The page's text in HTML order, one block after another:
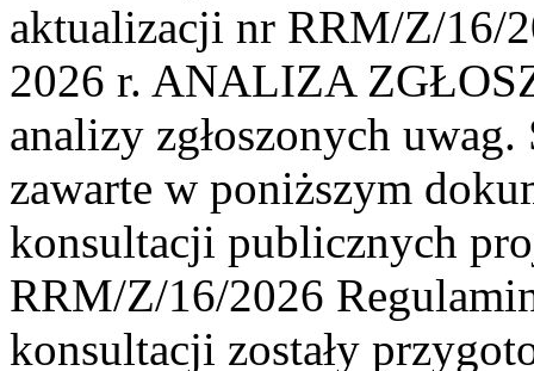
aktualizacji nr RRM/Z/16/
2026 r. ANALIZA
analizy zgłoszonych
zawarte w poniższym
konsultacji publicznych
RRM/Z/16/2026
konsultacji zostały